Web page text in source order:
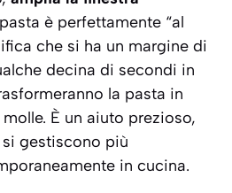
è perfettamente “al
che si ha un margine di
decina di secondi in
la pasta in
È un aiuto prezioso,
gestiscono più
in cucina.